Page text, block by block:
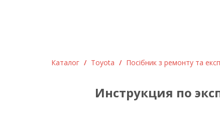
Каталог / Toyota / Посібник з ремонту та
Инструкция по